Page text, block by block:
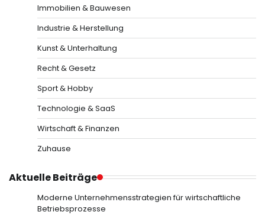
Immobilien & Bauwesen
Industrie & Herstellung
Kunst & Unterhaltung
Recht & Gesetz
Sport & Hobby
Technologie & SaaS
Wirtschaft & Finanzen
Zuhause
Aktuelle Beiträge
Moderne Unternehmensstrategien für wirtschaftliche
Betriebsprozesse